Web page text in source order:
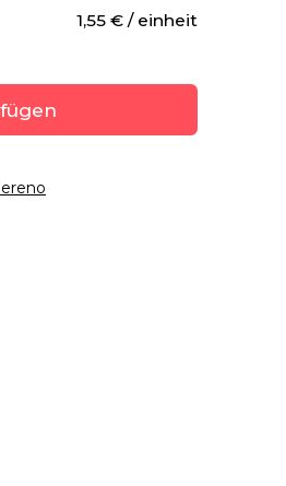
1,55 € / einheit